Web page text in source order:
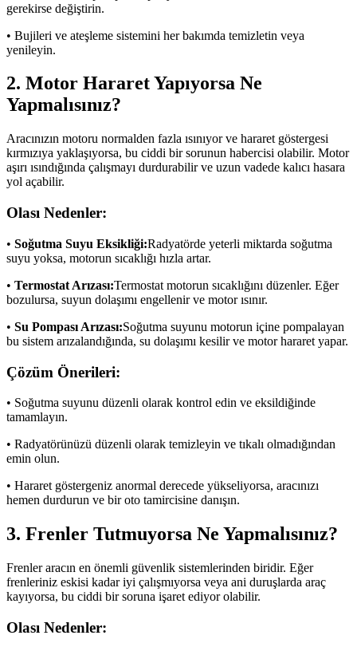
gerekirse değiştirin.
• Bujileri ve ateşleme sistemini her bakımda temizletin veya
yenileyin.
2. Motor Hararet Yapıyorsa Ne
Yapmalısınız?
Aracınızın motoru normalden fazla ısınıyor ve hararet göstergesi
kırmızıya yaklaşıyorsa, bu ciddi bir sorunun habercisi olabilir. Motor
aşırı ısındığında çalışmayı durdurabilir ve uzun vadede kalıcı hasara
yol açabilir.
Olası Nedenler:
• Soğutma Suyu Eksikliği:Radyatörde yeterli miktarda soğutma
suyu yoksa, motorun sıcaklığı hızla artar.
• Termostat Arızası:Termostat motorun sıcaklığını düzenler. Eğer
bozulursa, suyun dolaşımı engellenir ve motor ısınır.
• Su Pompası Arızası:Soğutma suyunu motorun içine pompalayan
bu sistem arızalandığında, su dolaşımı kesilir ve motor hararet yapar.
Çözüm Önerileri:
• Soğutma suyunu düzenli olarak kontrol edin ve eksildiğinde
tamamlayın.
• Radyatörünüzü düzenli olarak temizleyin ve tıkalı olmadığından
emin olun.
• Hararet göstergeniz anormal derecede yükseliyorsa, aracınızı
hemen durdurun ve bir oto tamircisine danışın.
3. Frenler Tutmuyorsa Ne Yapmalısınız?
Frenler aracın en önemli güvenlik sistemlerinden biridir. Eğer
frenleriniz eskisi kadar iyi çalışmıyorsa veya ani duruşlarda araç
kayıyorsa, bu ciddi bir soruna işaret ediyor olabilir.
Olası Nedenler: